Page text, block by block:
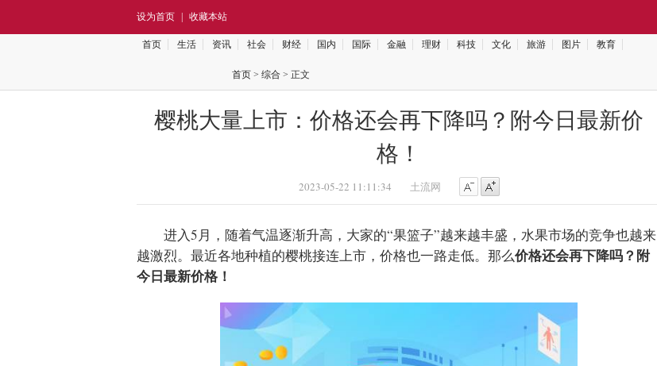
设为首页 收藏本站
首页 生活 资讯 社会 财经 国内 国际 金融 理财 科技 文化 旅游 图片 教育
首页 > 综合 > 正文
樱桃大量上市：价格还会再下降吗？附今日最新价
格！
2023-05-22 11:11:34 土流网
进入5月，随着气温逐渐升高，大家的“果篮子”越来越丰盛，水果市场的竞争也越来
越激烈。最近各地种植的樱桃接连上市，价格也一路走低。那么价格还会再下降吗？附
今日最新价格！